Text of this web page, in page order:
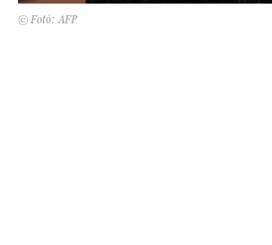
© Fotó: AFP